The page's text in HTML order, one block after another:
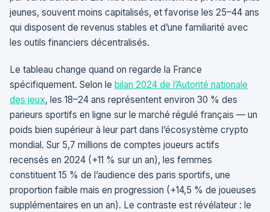
jeunes, souvent moins capitalisés, et favorise les 25–44 ans
qui disposent de revenus stables et d’une familiarité avec
les outils financiers décentralisés.
Le tableau change quand on regarde la France
spécifiquement. Selon le bilan 2024 de l’Autorité nationale
des jeux, les 18–24 ans représentent environ 30 % des
parieurs sportifs en ligne sur le marché régulé français — un
poids bien supérieur à leur part dans l’écosystème crypto
mondial. Sur 5,7 millions de comptes joueurs actifs
recensés en 2024 (+11 % sur un an), les femmes
constituent 15 % de l’audience des paris sportifs, une
proportion faible mais en progression (+14,5 % de joueuses
supplémentaires en un an). Le contraste est révélateur : le